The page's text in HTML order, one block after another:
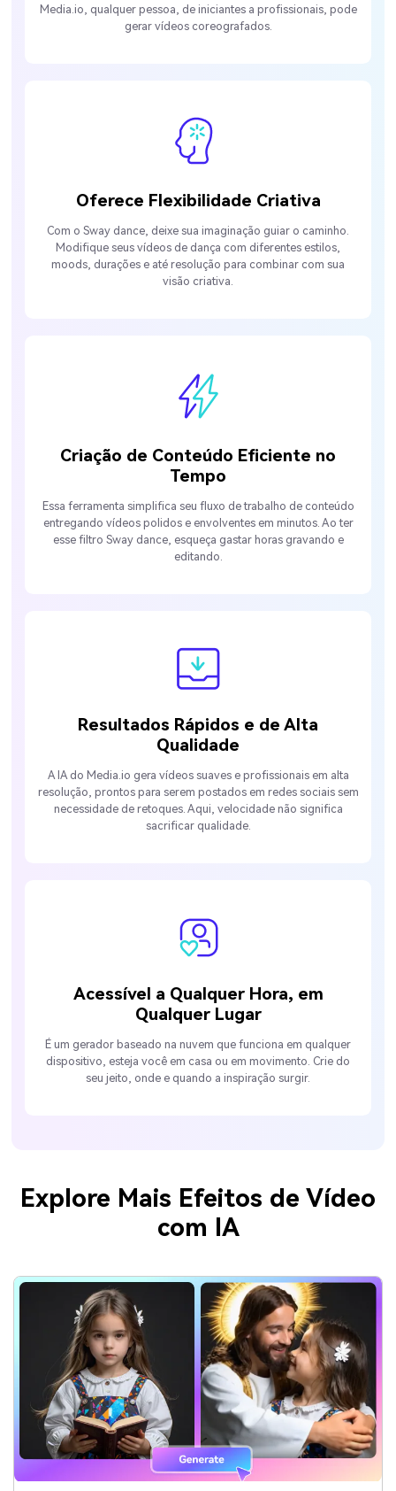
Media.io, qualquer pessoa, de iniciantes a profissionais, pode
gerar vídeos coreografados.
Oferece Flexibilidade Criativa
Com o Sway dance, deixe sua imaginação guiar o caminho.
Modifique seus vídeos de dança com diferentes estilos,
moods, durações e até resolução para combinar com sua
visão criativa.
Criação de Conteúdo Eficiente no
Tempo
Essa ferramenta simplifica seu fluxo de trabalho de conteúdo
entregando vídeos polidos e envolventes em minutos. Ao ter
esse filtro Sway dance, esqueça gastar horas gravando e
editando.
Resultados Rápidos e de Alta
Qualidade
A IA do Media.io gera vídeos suaves e profissionais em alta
resolução, prontos para serem postados em redes sociais sem
necessidade de retoques. Aqui, velocidade não significa
sacrificar qualidade.
Acessível a Qualquer Hora, em
Qualquer Lugar
É um gerador baseado na nuvem que funciona em qualquer
dispositivo, esteja você em casa ou em movimento. Crie do
seu jeito, onde e quando a inspiração surgir.
Explore Mais Efeitos de Vídeo
com IA